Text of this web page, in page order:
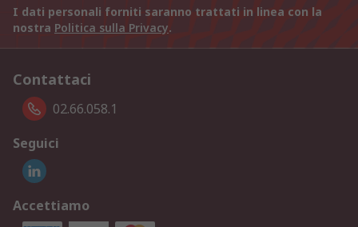
I dati personali forniti saranno trattati in linea con la
nostra Politica sulla Privacy.
Contattaci
02.66.058.1
Seguici
Accettiamo